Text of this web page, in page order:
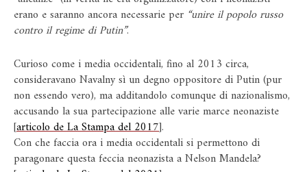
erano e saranno ancora necessarie per “unire il popolo russo
contro il regime di Putin”.
Curioso come i media occidentali, fino al 2013 circa,
consideravano Navalny sì un degno oppositore di Putin (pur
non essendo vero), ma additandolo comunque di nazionalismo,
accusando la sua partecipazione alle varie marce neonaziste
[articolo de La Stampa del 2017].
Con che faccia ora i media occidentali si permettono di
paragonare questa feccia neonazista a Nelson Mandela?